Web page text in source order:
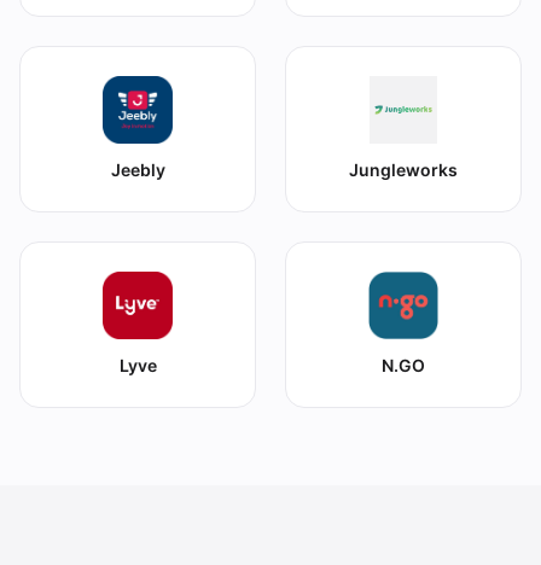
Jeebly Jungleworks
Lyve N.GO